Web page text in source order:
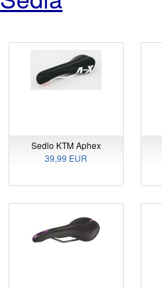
Sedlo KTM Aphex
39,99 EUR